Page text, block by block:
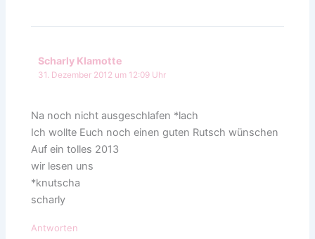
Scharly Klamotte
31. Dezember 2012 um 12:09 Uhr
Na noch nicht ausgeschlafen *lach
Ich wollte Euch noch einen guten Rutsch wünschen
Auf ein tolles 2013
wir lesen uns
*knutscha
scharly
Antworten